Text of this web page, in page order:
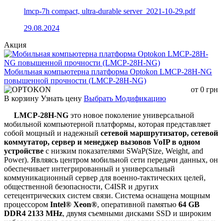
lmcp-7h compact, ultra-durable server_2021-10-29.pdf
29.08.2024
Акция
Мобильная компьютерна платформа Optokon LMCP-28H-NG
повышенной прочности (LMCP-28H-NG)
от 0 грн
В корзину Узнать цену Выбрать Модификацию
LMCP-28H-NG это новое поколение универсальной
мобильной компьютерной платформы, которая представляет
собой мощный и надежный сетевой маршрутизатор, сетевой
коммутатор, сервер и менеджер вызовов VoIP в одном
устройстве с низким показателями SWaP(Size, Weight, and
Power). Являясь центром мобильной сети передачи данных, он
обеспечивает интегрированный и универсальный
коммуникационный сервер для военно-тактических целей,
общественной безопасности, C4ISR и других
сетецентрических систем связи. Система оснащена мощным
процессором Intel® Xeon®, оперативной памятью 64 GB
DDR4 2133 MHz, двумя съемными дисками SSD и широким